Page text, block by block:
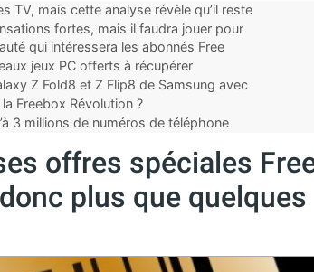
TV, mais cette analyse révèle qu’il reste
fortes, mais il faudra jouer pour
qui intéressera les abonnés Free
jeux PC offerts à récupérer
Z Fold8 et Z Flip8 de Samsung avec
Freebox Révolution ?
3 millions de numéros de téléphone
offres spéciales
plus que quelques